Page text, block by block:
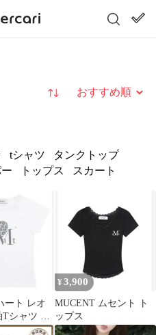
並び替え
tシャツ
タンクトップ
トップス スカート
ート レオ
Tシャツ ホ
品 新品 タ
¥ 3,900
MUCENT ムセント ト
ップス